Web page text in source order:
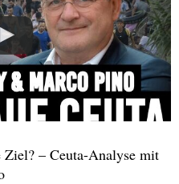
Ziel? – Ceuta-Analyse mit